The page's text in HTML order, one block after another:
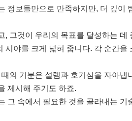
정보들만으로 만족하지만, 더 깊이
, 그것이 우리의 목표를 달성하는 데
시야를 크게 넓혀 줍니다. 각 순간을
의 기분은 설렘과 호기심을 자아냅
제시해 주기도 하죠.
그 속에서 필요한 것을 골라내는 기